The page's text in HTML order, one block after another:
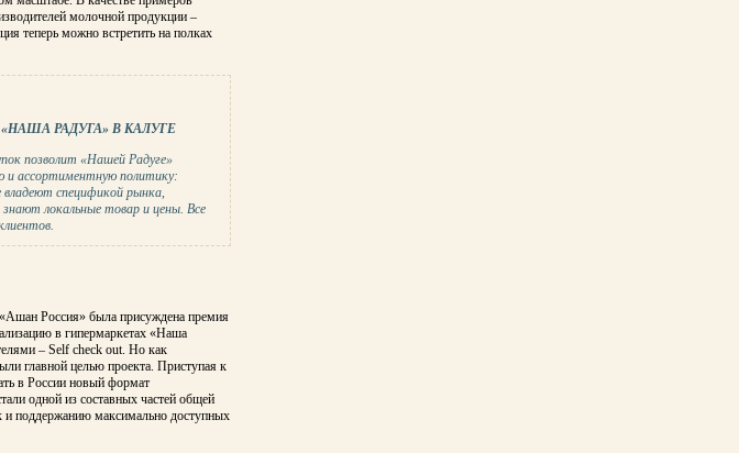
молочной продукции –
теперь можно встретить на полках
РАДУГА» В КАЛУГЕ
позволит «Нашей Радуге»
и ассортиментную политику:
спецификой рынка,
локальные товар и цены. Все
Россия» была присуждена премия
в гипермаркетах «Наша
– Self check out. Но как
главной целью проекта. Приступая к
в России новый формат
одной из составных частей общей
поддержанию максимально доступных